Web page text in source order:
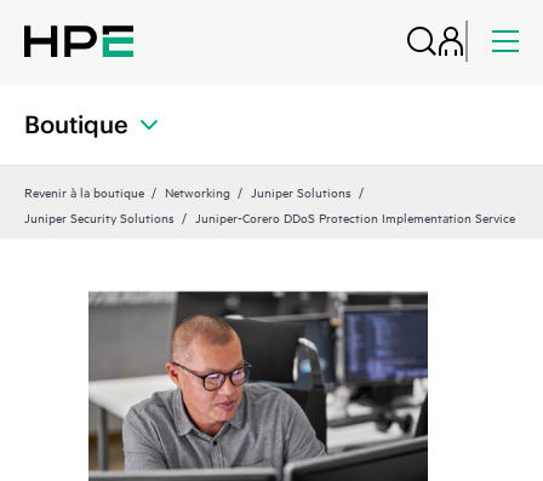
Boutique
Revenir à la boutique Networking
Juniper Solutions
Juniper Security Solutions
Juniper-Corero DDoS Protection Implementation Service